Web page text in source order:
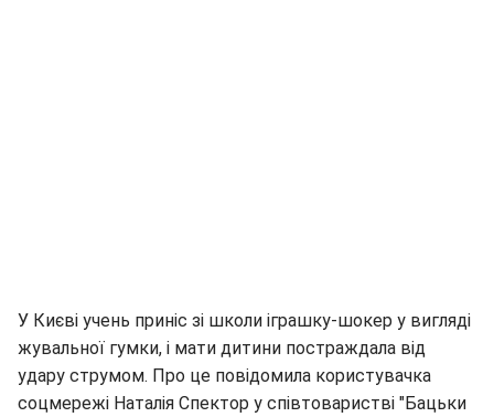
У Києві учень приніс зі школи іграшку-шокер у вигляді
жувальної гумки, і мати дитини постраждала від
удару струмом. Про це повідомила користувачка
соцмережі Наталія Спектор у співтоваристві "Бацьки